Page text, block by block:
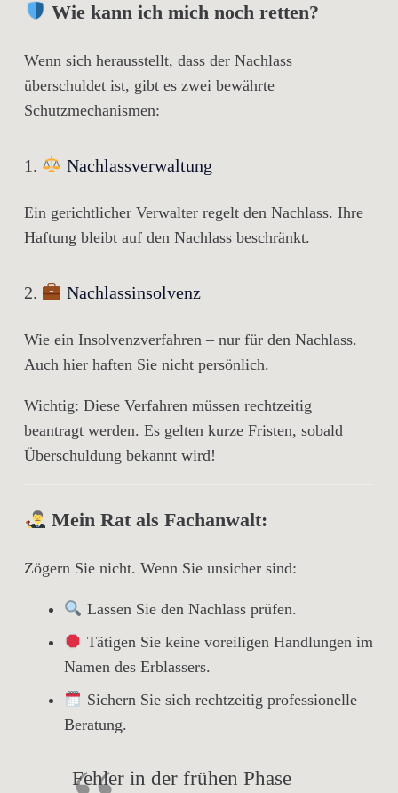
Wie kann ich mich noch retten?
Wenn sich herausstellt, dass der Nachlass
überschuldet ist, gibt es zwei bewährte
Schutzmechanismen:
1. Nachlassverwaltung
Ein gerichtlicher Verwalter regelt den Nachlass. Ihre
Haftung bleibt auf den Nachlass beschränkt.
2. Nachlassinsolvenz
Wie ein Insolvenzverfahren – nur für den Nachlass.
Auch hier haften Sie nicht persönlich.
Wichtig: Diese Verfahren müssen rechtzeitig
beantragt werden. Es gelten kurze Fristen, sobald
Überschuldung bekannt wird!
Mein Rat als Fachanwalt:
Zögern Sie nicht. Wenn Sie unsicher sind:
Lassen Sie den Nachlass prüfen.
Tätigen Sie keine voreiligen Handlungen im
Namen des Erblassers.
Sichern Sie sich rechtzeitig professionelle
Beratung.
Fehler in der frühen Phase